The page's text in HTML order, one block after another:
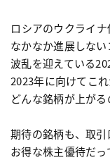
ロシアのウクライナ
なかなか進展しない
波乱を迎えている
2023年に向けてこ
どんな銘柄が上が
期待の銘柄も、取引
お得な株主優待だっ